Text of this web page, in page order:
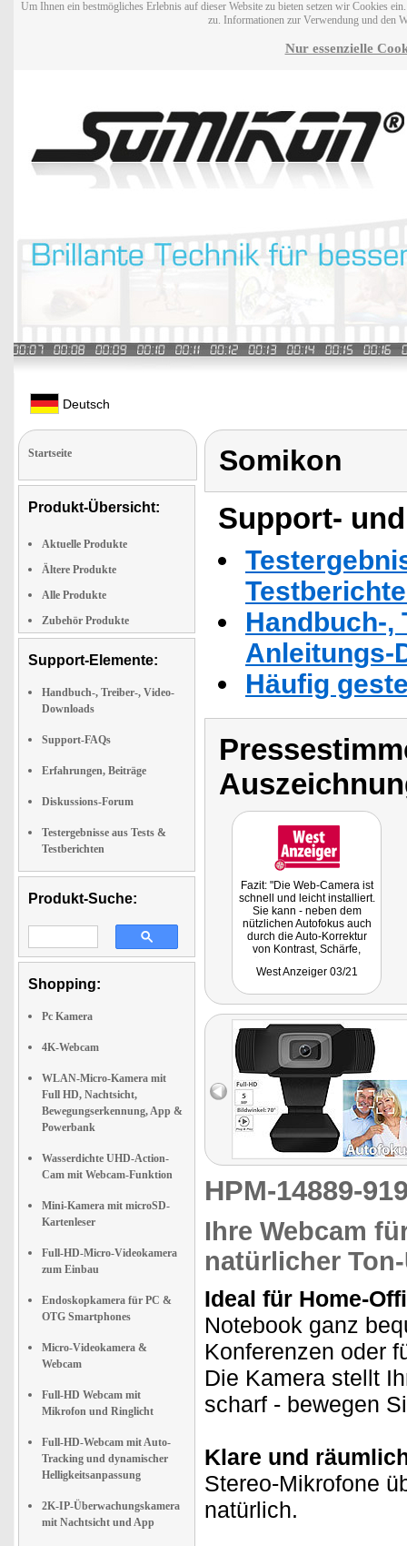
Um Ihnen ein bestmögliches Erlebnis auf dieser Website zu bieten setzen wir Cookies
zu. Informationen zur Verwendung und den
Nur essenzielle
Deutsch
Startseite
Produkt-Übersicht:
Aktuelle Produkte
Ältere Produkte
Alle Produkte
Zubehör Produkte
Support-Elemente:
Handbuch-, Treiber-, Video-
Downloads
Support-FAQs
Erfahrungen, Beiträge
Diskussions-Forum
Testergebnisse aus Tests &
Testberichten
Produkt-Suche:
Shopping:
Pc Kamera
4K-Webcam
WLAN-Micro-Kamera mit
Full HD, Nachtsicht,
Bewegungserkennung, App &
Powerbank
Wasserdichte UHD-Action-
Cam mit Webcam-Funktion
Mini-Kamera mit microSD-
Kartenleser
Full-HD-Micro-Videokamera
zum Einbau
Endoskopkamera für PC &
OTG Smartphones
Micro-Videokamera &
Webcam
Full-HD Webcam mit
Mikrofon und Ringlicht
Full-HD-Webcam mit Auto-
Tracking und dynamischer
Helligkeitsanpassung
2K-IP-Überwachungskamera
mit Nachtsicht und App
Somikon
Support-
Handbuch-,
Anleitungs-
Häufig
Fazit: "Die Web-Camera ist
schnell und leicht installiert.
Sie kann - neben dem
nützlichen Autofokus auch
durch die Auto-Korrektur
von Kontrast, Schärfe,
und Belichtung punkten."
West Anzeiger 03/21
HPM-14889-
Ihre Webcam
natürlicher
Ideal für Home-
Notebook ganz
Konferenzen oder
Die Kamera stellt
scharf - bewegen
Klare und
Stereo-Mikrofone
natürlich.